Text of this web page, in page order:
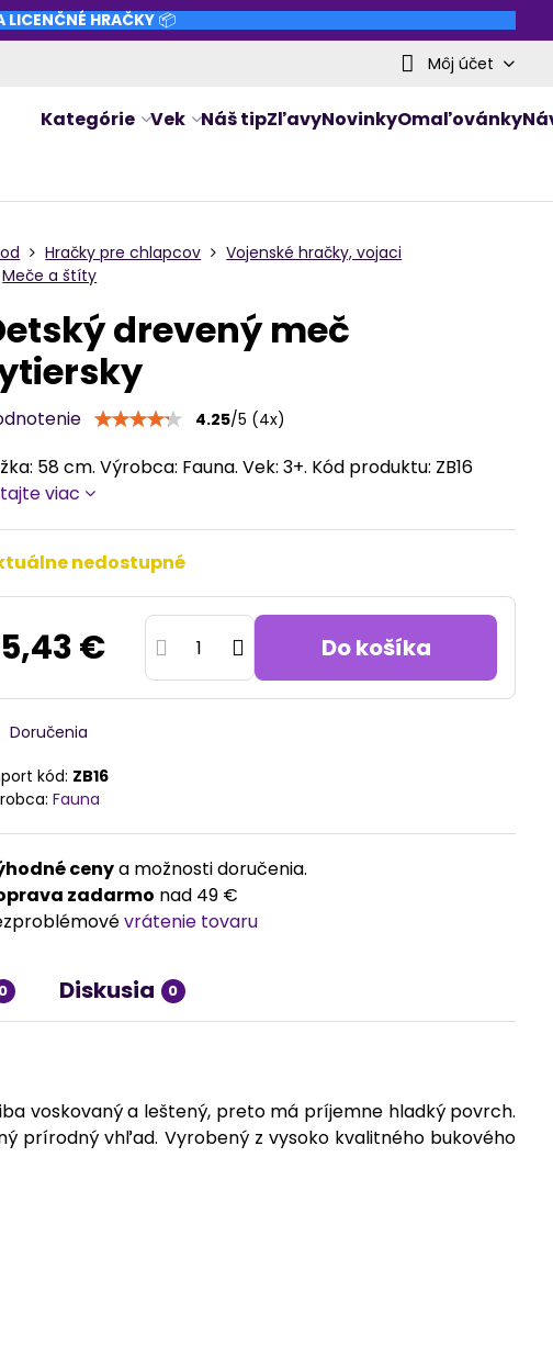
LICENČNÉ HRAČKY📦
Môj účet
Kategórie Vek Náš tipZľavyNovinkyOmaľovánky
Hračky pre chlapcov
Vojenské hračky, vojaci
Meče a štíty
drevený meč
4.25/5 (4x)
58 cm. Výrobca: Fauna. Vek: 3+. Kód produktu: ZB16
viac
nedostupné
5,43 € Do košíka
Doručenia
kód: ZB16
Fauna
cenya možnosti doručenia.
zadarmo nad 49 €
vrátenie tovaru
0 Diskusia 0
voskovaný a leštený, preto má príjemne hladký povrch.
prírodný vhľad. Vyrobený z vysoko kvalitného bukového